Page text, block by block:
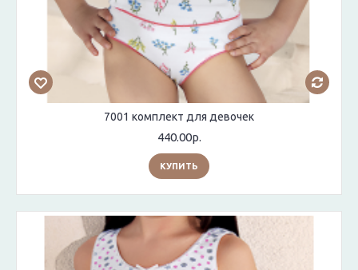
7001 комплект для девочек
440.00р.
КУПИТЬ